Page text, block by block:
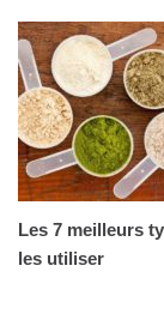
Les 7 meilleurs
les utiliser